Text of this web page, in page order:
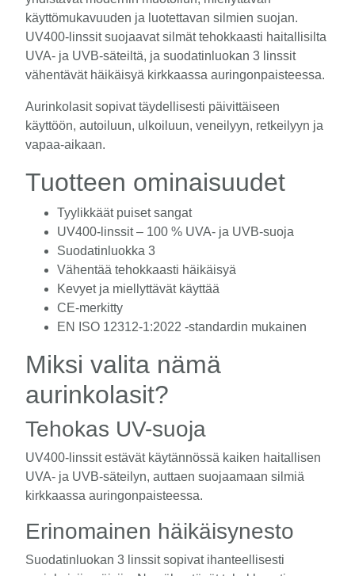
käyttömukavuuden ja luotettavan silmien suojan.
UV400-linssit suojaavat silmät tehokkaasti haitallisilta
UVA- ja UVB-säteiltä, ja suodatinluokan 3 linssit
vähentävät häikäisyä kirkkaassa auringonpaisteessa.
Aurinkolasit sopivat täydellisesti päivittäiseen
käyttöön, autoiluun, ulkoiluun, veneilyyn, retkeilyyn ja
vapaa-aikaan.
Tuotteen ominaisuudet
Tyylikkäät puiset sangat
UV400-linssit – 100 % UVA- ja UVB-suoja
Suodatinluokka 3
Vähentää tehokkaasti häikäisyä
Kevyet ja miellyttävät käyttää
CE-merkitty
EN ISO 12312-1:2022 -standardin mukainen
Miksi valita nämä
aurinkolasit?
Tehokas UV-suoja
UV400-linssit estävät käytännössä kaiken haitallisen
UVA- ja UVB-säteilyn, auttaen suojaamaan silmiä
kirkkaassa auringonpaisteessa.
Erinomainen häikäisynesto
Suodatinluokan 3 linssit sopivat ihanteellisesti